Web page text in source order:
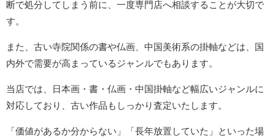
断で処分してしまう前に、一度専門店へ相談することが大切で
す。
また、古い寺院関係の書や仏画、中国美術系の掛軸などは、国
内外で需要が高まっているジャンルでもあります。
当店では、日本画・書・仏画・中国掛軸など幅広いジャンルに
対応しており、古い作品もしっかり査定いたします。
「価値があるか分からない」「長年放置していた」といった場